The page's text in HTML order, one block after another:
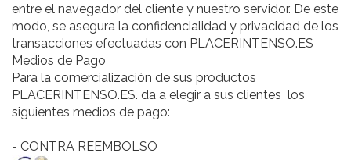
entre el navegador del cliente y nuestro servidor. De este
modo, se asegura la confidencialidad y privacidad de los
transacciones efectuadas con PLACERINTENSO.ES
Medios de Pago
Para la comercialización de sus productos
PLACERINTENSO.ES. da a elegir a sus clientes los
siguientes medios de pago:
- CONTRA REEMBOLSO